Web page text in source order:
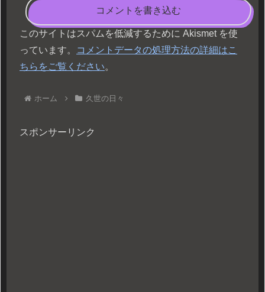
コメントを書き込む
このサイトはスパムを低減するために Akismet を使
っています。
コメントデータの処理方法の詳細はこ
ちらをご覧ください。
ホーム 久世の日々
スポンサーリンク